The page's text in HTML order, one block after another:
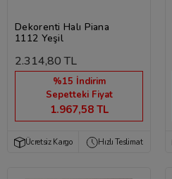
Dekorenti Halı Piana
1112 Yeşil
2.314,80 TL
%15 İndirim
Sepetteki Fiyat
1.967,58 TL
Ücretsiz Kargo Hızlı Teslimat